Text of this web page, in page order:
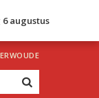
augustus